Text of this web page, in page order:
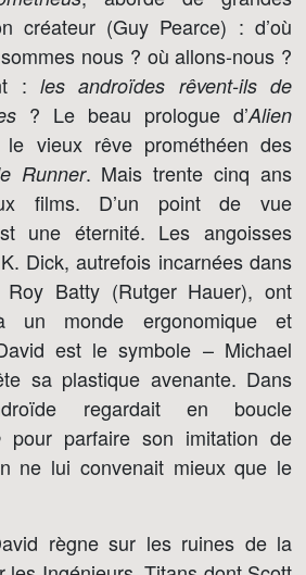
créateur (Guy Pearce) : d’où
nous ? où allons-nous ?
: les androïdes rêvent-ils de
? Le beau prologue d’Alien
vieux rêve prométhéen des
Runner. Mais trente cinq ans
films. D’un point de vue
une éternité. Les angoisses
Dick, autrefois incarnées dans
Batty (Rutger Hauer), ont
monde ergonomique et
est le symbole – Michael
sa plastique avenante. Dans
regardait en boucle
pour parfaire son imitation de
ne lui convenait mieux que le
règne sur les ruines de la